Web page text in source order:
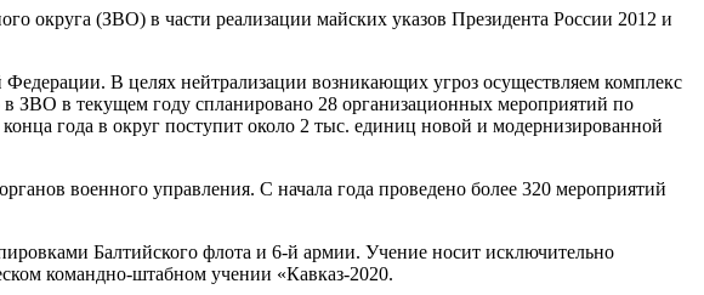
округа (ЗВО) в части реализации майских указов Президента России 2012 и
Федерации. В целях нейтрализации возникающих угроз осуществляем комплекс
ЗВО в текущем году спланировано 28 организационных мероприятий по
года в округ поступит около 2 тыс. единиц новой и модернизированной
военного управления. С начала года проведено более 320 мероприятий
Балтийского флота и 6-й армии. Учение носит исключительно
командно-штабном учении «Кавказ-2020.